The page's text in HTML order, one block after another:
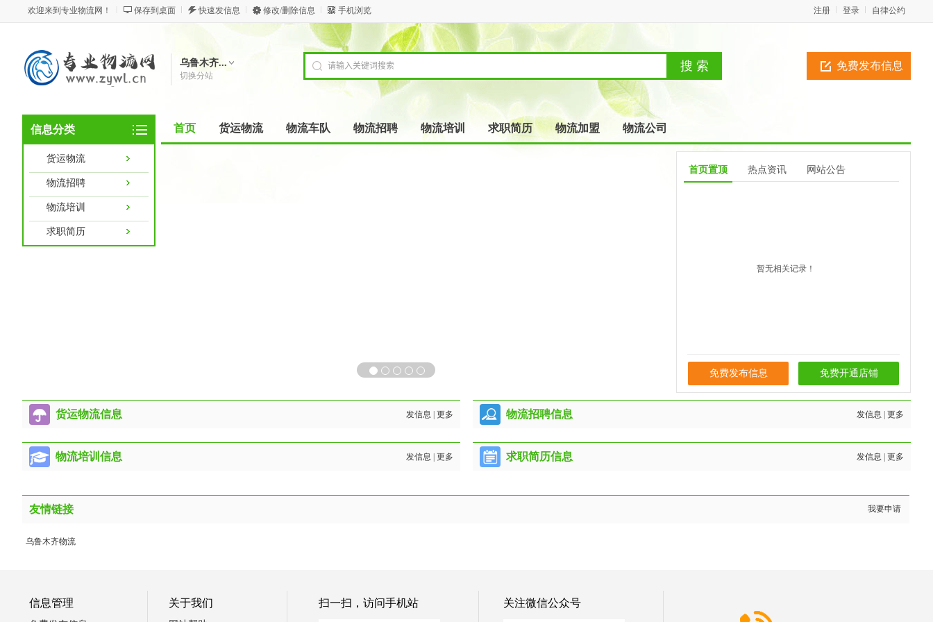
欢迎来到专业物流网！ 保存到桌面 快速发信息 修改/删除信息 手机浏览 自律公约
登录
注册
乌鲁木齐...
切换分站
免费发布信息
信息分类
货运物流
物流招聘
物流培训
求职简历
首页 货运物流 物流车队 物流招聘 物流培训 求职简历 物流加盟 物流公司
首页置顶 热点资讯 网站公告
暂无相关记录！
免费发布信息 免费开通店铺
货运物流信息 发信息 更多 物流招聘信息 发信息 更多
物流培训信息 发信息 更多 求职简历信息 发信息 更多
友情链接 我要申请
乌鲁木齐物流
信息管理 关于我们 扫一扫，访问手机站 关注微信公众号